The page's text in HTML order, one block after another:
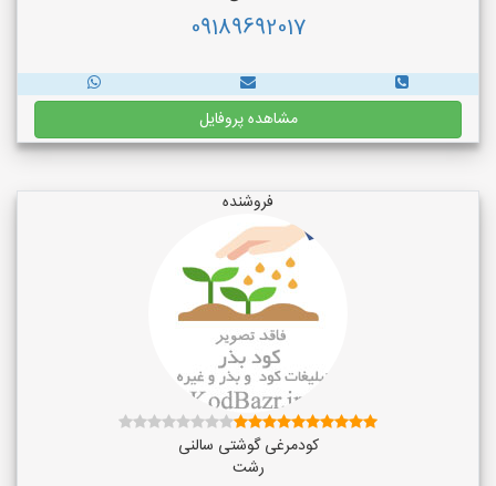
09189692017
مشاهده پروفایل
فروشنده
کودمرغی گوشتی سالنی
رشت